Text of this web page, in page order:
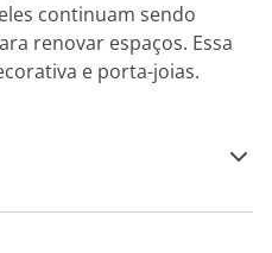
continuam sendo
renovar espaços. Essa
e porta-joias.